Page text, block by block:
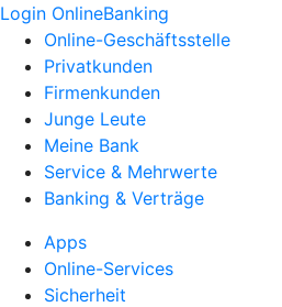
Login OnlineBanking
Online-Geschäftsstelle
Privatkunden
Firmenkunden
Junge Leute
Meine Bank
Service & Mehrwerte
Banking & Verträge
Apps
Online-Services
Sicherheit